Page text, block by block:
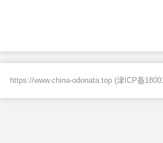
https://www.china-odonata.top (津ICP备